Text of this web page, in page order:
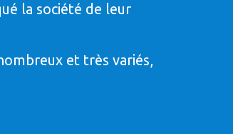
la société de leur
et très variés,